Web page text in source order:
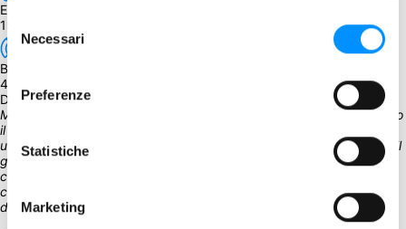
del
consenso
Necessari
Preferenze
Statistiche
Marketing
Età
15+
BGG Weight
4.06
Descrizione
Middara è un gioco cooperativo per 1 - 4 giocatori, i quali assumono
il ruolo di un gruppo di avventurieri in un'ambientazione fantasy
ultramoderna, che esiste accanto alla nostra stessa Terra. Durante il
gioco, essi sperimenteranno un'avventura profonda e
completamente basata sulla narrazione, con oltre 90 ore di
contenuti. Durante la narrazione tu e tre dei tuoi amici affronterete
decisioni reali che cambieranno il corso della storia e il suo finale.